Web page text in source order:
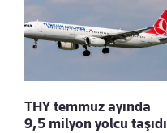
THY temmuz ayında
9,5 milyon yolcu taşıdı